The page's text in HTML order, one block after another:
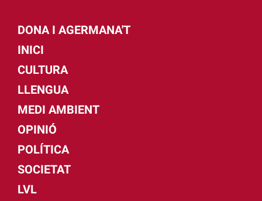
DONA I AGERMANA'T
INICI
CULTURA
LLENGUA
MEDI AMBIENT
OPINIÓ
POLÍTICA
SOCIETAT
LVL